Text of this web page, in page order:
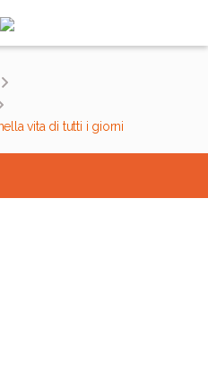
vita di tutti i giorni